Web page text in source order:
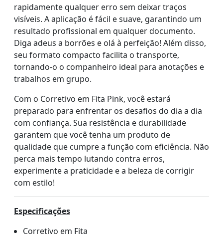
rapidamente qualquer erro sem deixar traços
visíveis. A aplicação é fácil e suave, garantindo um
resultado profissional em qualquer documento.
Diga adeus a borrões e olá à perfeição! Além disso,
seu formato compacto facilita o transporte,
tornando-o o companheiro ideal para anotações e
trabalhos em grupo.
Com o Corretivo em Fita Pink, você estará
preparado para enfrentar os desafios do dia a dia
com confiança. Sua resistência e durabilidade
garantem que você tenha um produto de
qualidade que cumpre a função com eficiência. Não
perca mais tempo lutando contra erros,
experimente a praticidade e a beleza de corrigir
com estilo!
Especificações
Corretivo em Fita